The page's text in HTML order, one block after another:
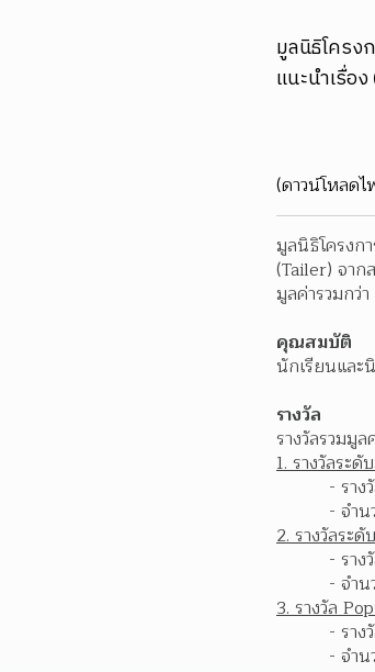
มูลนิธิโครง
แนะนำเรื่อ
(ดาวน์โหลด
มูลนิธิโครงก
(Tailer) จาก
มูลค่ารวมกว่
คุณสมบัติ
นักเรียนและ
รางวัล
รางวัลรวมมู
1. รางวัลระ
- รา
- จำ
2. รางวัลระ
- รา
- จำ
3. รางวัล
- ราง
- จำ